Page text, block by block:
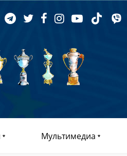
Мультимедиа